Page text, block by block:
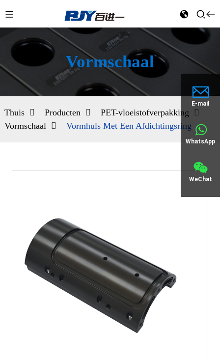
E-mail
WhatsApp
WeChat
Vormschaal
Thuis Producten
PET-vloeistofverpakking
Vormschaal
Vormhuls Met Een Afdichtingsring